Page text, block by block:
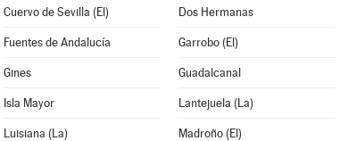
Cuervo de Sevilla (El) Dos Hermanas
Fuentes de Andalucía Garrobo (El)
Gines Guadalcanal
Isla Mayor Lantejuela (La)
Luisiana (La) Madroño (El)